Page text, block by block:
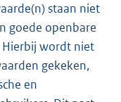
staan niet
goede openbare
Hierbij wordt niet
gekeken,
en